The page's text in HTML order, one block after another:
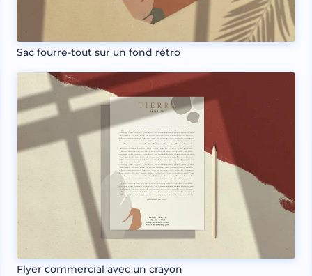
Sac fourre-tout sur un fond rétro
Flyer commercial avec un crayon